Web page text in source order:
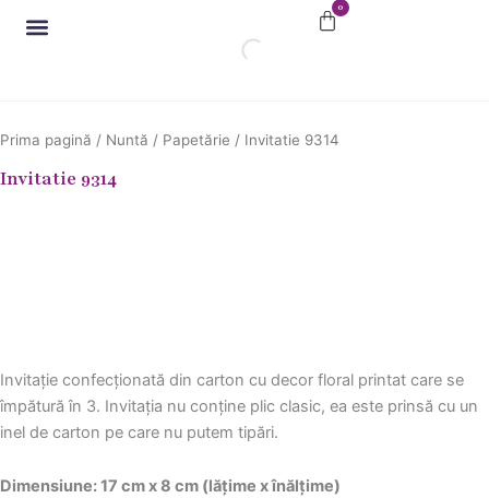
0
Cart
Prima pagină / Nuntă / Papetărie / Invitatie 9314
Invitatie 9314
Invitație confecționată din carton cu decor floral printat care se
împătură în 3. Invitația nu conține plic clasic, ea este prinsă cu un
inel de carton pe care nu putem tipări.
Dimensiune: 17 cm x 8 cm (lățime x înălțime)